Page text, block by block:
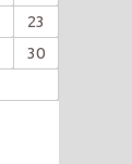
23
30